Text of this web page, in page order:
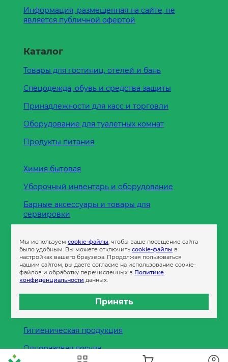
Информация, размещенная на сайте, не
является публичной офертой
Каталог
Товары для гостиниц, отелей и бань
Спецодежда, обувь и средства защиты
Принадлежности для касс и торговли
Оборудование для туалетных комнат
Продукты питания
Химия бытовая
Уборочный инвентарь и оборудование
Барные аксессуары и товары для
сервировки
Пленка
Пакеты и сумки
Контейнеры
Бумага офисная
Гигиеническая продукция
Одноразовая посуда
Мы используемcookie-файлы, чтобы ваше посещение сайта
было удобным. Вы можете отключитьcookie-файлы в
настройках вашего браузера. Продолжая пользоваться
нашим сайтом, вы даете согласие на использование cookie-
файлов и обработку перечисленных в Политике
конфиденциальности данных.
Принять